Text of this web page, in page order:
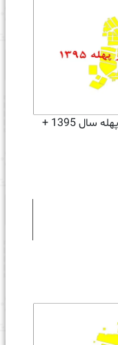
نقشه شیپ فایل بلوک آماری شهر پهله سال 1395 +